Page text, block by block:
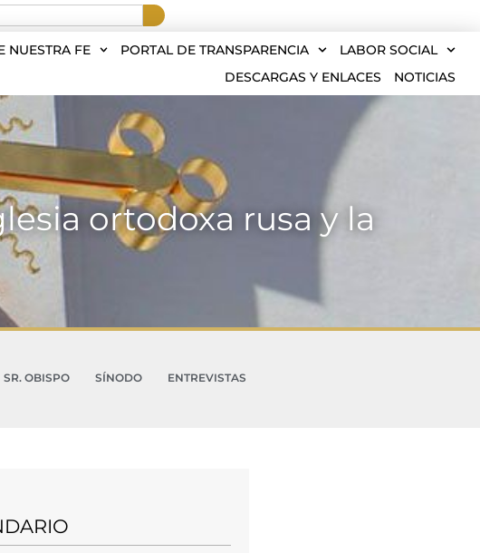
NUESTRA FE PORTAL DE TRANSPARENCIA
LABOR SOCIAL
DESCARGAS Y ENLACES
NOTICIAS
ortodoxa rusa y la
SR. OBISPO SÍNODO
ENTREVISTAS